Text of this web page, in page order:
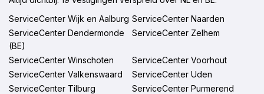
ServiceCenter Wijk en Aalburg ServiceCenter Naarden
ServiceCenter Dendermonde
(BE)
ServiceCenter Zelhem
ServiceCenter Winschoten
ServiceCenter Voorhout
ServiceCenter Valkenswaard
ServiceCenter Uden
ServiceCenter Tilburg
ServiceCenter Purmerend